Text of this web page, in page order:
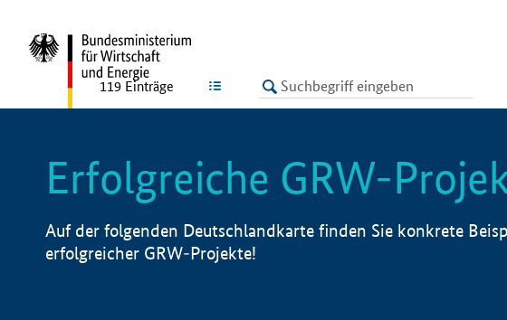
LISTE
119 Einträge
Erfolgreiche GRW-
Auf der folgenden Deutschlandkarte finden Sie konkrete
erfolgreicher GRW-Projekte!